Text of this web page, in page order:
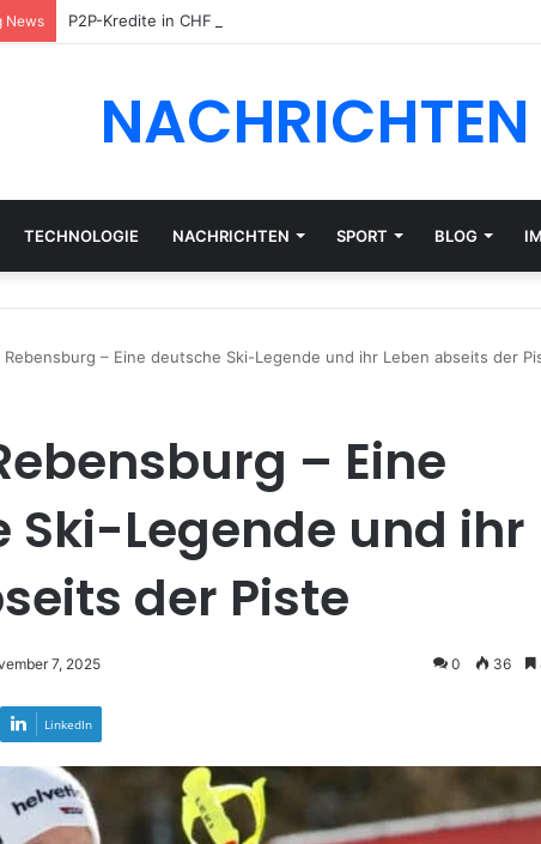
News P2P-Kredite in CHF oder EUR: Währungsrisiko für Schweizer
TECHNOLOGIE NACHRICHTEN SPORT BLOG
Rebensburg – Eine deutsche Ski-Legende und ihr Leben abseits der
– Eine
Ski-Legende und ihr
der Piste
7, 2025 0 36
LinkedIn